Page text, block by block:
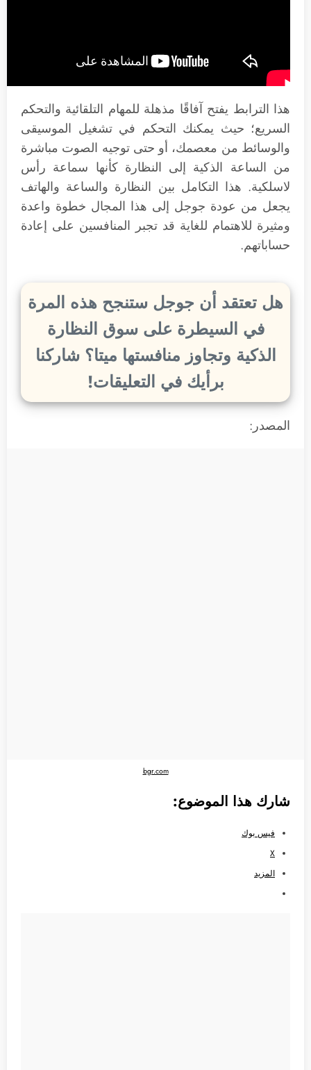
هذا الترابط يفتح آفاقًا مذهلة للمهام التلقائية والتحكم
السريع؛ حيث يمكنك التحكم في تشغيل الموسيقى
والوسائط من معصمك، أو حتى توجيه الصوت مباشرة
من الساعة الذكية إلى النظارة كأنها سماعة رأس
لاسلكية. هذا التكامل بين النظارة والساعة والهاتف
يجعل من عودة جوجل إلى هذا المجال خطوة واعدة
ومثيرة للاهتمام للغاية قد تجبر المنافسين على إعادة
حساباتهم.
هل تعتقد أن جوجل ستنجح هذه المرة
في السيطرة على سوق النظارة
الذكية وتجاوز منافستها ميتا؟ شاركنا
برأيك في التعليقات!
المصدر:
bgr.com
شارك هذا الموضوع:
فيس بوك
X
المزيد